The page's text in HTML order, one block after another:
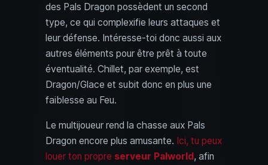
des Pals Dragon possèdent un second
type, ce qui complexifie leurs attaques et
leur défense. Intéresse-toi donc aussi aux
autres éléments pour être prêt à toute
éventualité. Chillet, par exemple, est
Dragon/Glace et subit donc en plus une
faiblesse au Feu.
Le multijoueur rend la chasse aux Pals
Dragon encore plus amusante. Ici, tu peux
louer ton propre serveur Palworld, afin